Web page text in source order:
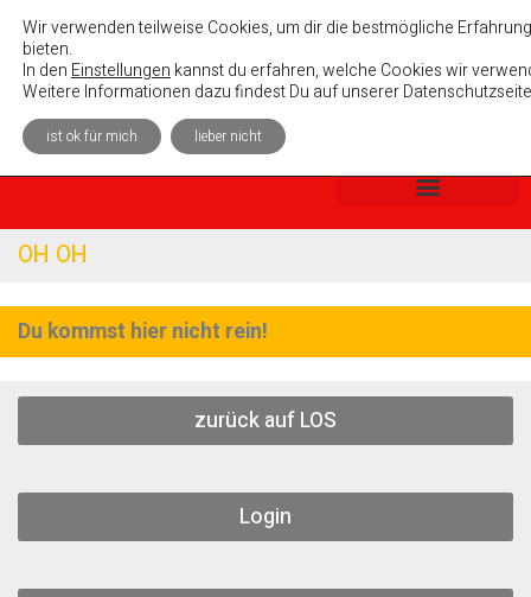
Absolutely Unterhaltsam e. V.
OH OH
Du kommst hier nicht rein!
zurück auf LOS
Login
Wir verwenden teilweise Cookies, um dir die bestmögliche
bieten.
In den Einstellungen kannst du erfahren, welche Cookies wir
Weitere Informationen dazu findest Du auf unserer
ist ok für mich lieber nicht